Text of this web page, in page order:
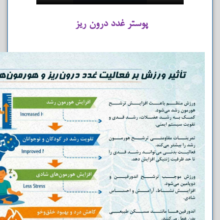
پوستر غدد درون ریز